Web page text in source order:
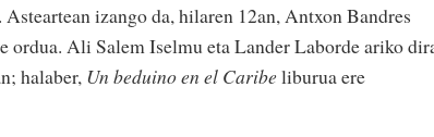
izango da, hilaren 12an, Antxon Bandres
ordua. Ali Salem Iselmu eta Lander Laborde ariko
halaber, Un beduino en el Caribeliburua ere